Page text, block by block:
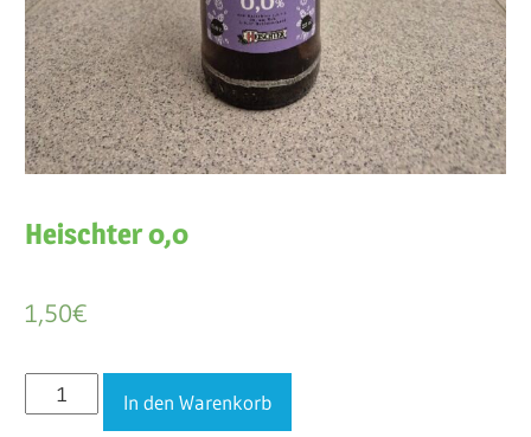
Heischter 0,0
1,50€
Heischter
0,0
In den Warenkorb